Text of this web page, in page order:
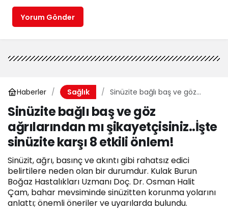
Yorum Gönder
Haberler Sağlık
Sinüzite bağlı baş ve göz
şikayetçisiniz..İşte sinüzite
karşı 8 etkili önlem!
Sinüzite bağlı baş ve göz
ağrılarından mı şikayetçisiniz..İşte
sinüzite karşı 8 etkili önlem!
Sinüzit, ağrı, basınç ve akıntı gibi rahatsız edici
belirtilere neden olan bir durumdur. Kulak Burun
Boğaz Hastalıkları Uzmanı Doç. Dr. Osman Halit
Çam, bahar mevsiminde sinüzitten korunma yolarını
anlattı; önemli öneriler ve uyarılarda bulundu.